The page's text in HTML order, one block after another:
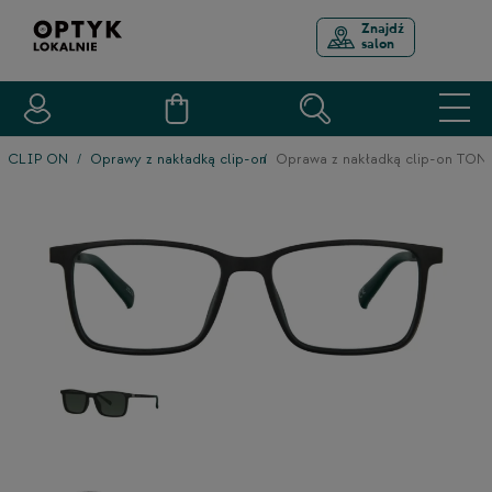
Znajdź
salon
CLIP ON Oprawy z nakładką clip-on Oprawa z nakładką clip-on